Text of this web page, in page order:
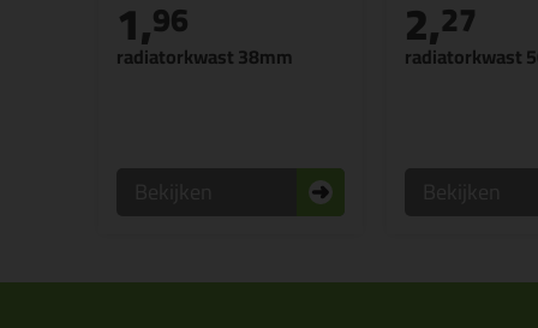
radiatorkwast 38mm
1,96
radiatorkwast
2,27